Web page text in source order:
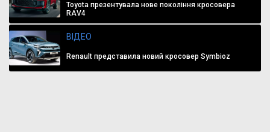
Toyota презентувала нове покоління кросовера
RAV4
ВІДЕО
Renault представила новий кросовер Symbioz